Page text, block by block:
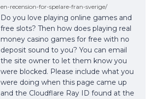
en-recension-for-spelare-fran-sverige/
Do you love playing online games and
free slots? Then how does playing real
money casino games for free with no
deposit sound to you? You can email
the site owner to let them know you
were blocked. Please include what you
were doing when this page came up
and the Cloudflare Ray ID found at the